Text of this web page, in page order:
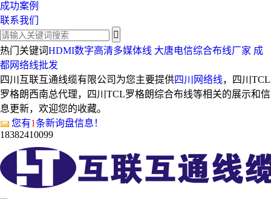
成功案例
联系我们
热门关键词HDMI数字高清多媒体线 大唐电信综合布线厂家 成
都网络线批发
四川互联互通线缆有限公司为您主要提供四川网络线，四川TCL
罗格朗西南总代理，四川TCL罗格朗综合布线等相关的展示和信
息更新，欢迎您的收藏。
您有1条新询盘信息！
18382410099